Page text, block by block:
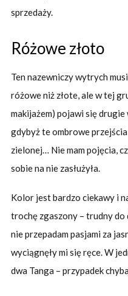
sprzedaży.
Różowe złoto
Ten nazewniczy wytrych
różowe niż złote, ale w tej
makijażem) pojawi się drugie
gdybyż te ombrowe
zielonej… Nie mam pojęcia,
sobie na nie zasłużyła.
Kolor jest bardzo ciekawy i
trochę zgaszony – trudny do
nie przepadam pasjami za
wyciągnęły mi się ręce. W
dwa Tanga – przypadek